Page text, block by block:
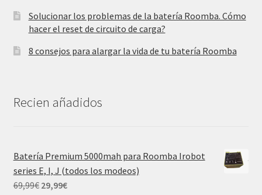
Solucionar los problemas de la batería Roomba. Cómo
hacer el reset de circuito de carga?
8 consejos para alargar la vida de tu batería Roomba
Recien añadidos
Batería Premium 5000mah para Roomba Irobot
series E, I, J (todos los modeos)
69,99€ El
29,99€El